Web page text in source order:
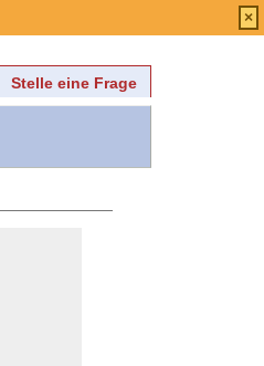
Stelle eine Frage
×